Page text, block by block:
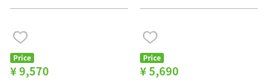
Price
¥ 9,570
Price
¥ 5,690